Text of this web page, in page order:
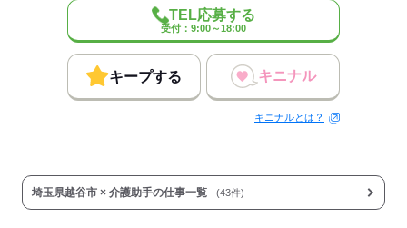
従業員数
応募する
TEL応募する
受付：9:00～18:00
キープする キニナル
キニナルとは？
埼玉県越谷市 × 介護助手の仕事一覧 (43件)